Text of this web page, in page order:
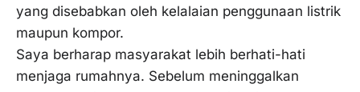
yang disebabkan oleh kelalaian penggunaan listrik
maupun kompor.
Saya berharap masyarakat lebih berhati-hati
menjaga rumahnya. Sebelum meninggalkan